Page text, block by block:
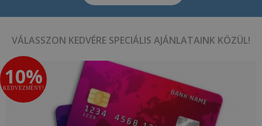
VÁLASSZON KEDVÉRE SPECIÁLIS AJÁNLATAINK KÖZÜL!
10%
KEDVEZMÉNY!